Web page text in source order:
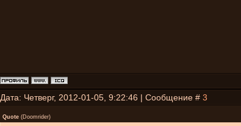
Дата: Четверг, 2012-01-05, 9:22:46 | Сообщение # 3
Quote (Doomrider)